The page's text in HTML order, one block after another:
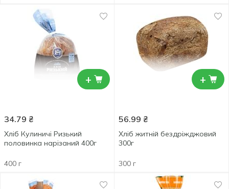
+
34.79 ₴
Хліб Кулиничі Ризький
половинка нарізаний 400г
400 г
+
56.99 ₴
Хліб житній бездріжджовий
300г
300 г